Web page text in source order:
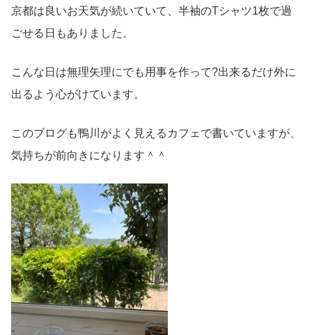
京都は良いお天気が続いていて、半袖のTシャツ1枚で過
ごせる日もありました。
こんな日は無理矢理にでも用事を作って?出来るだけ外に
出るよう心がけています。
このブログも鴨川がよく見えるカフェで書いていますが、
気持ちが前向きになります＾＾